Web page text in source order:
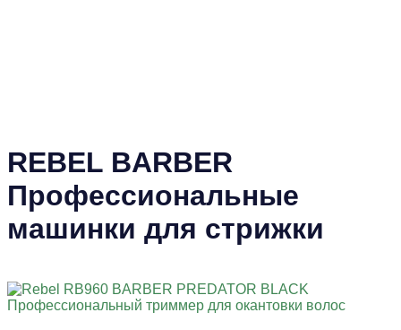
REBEL BARBER
Профессиональные
машинки для стрижки